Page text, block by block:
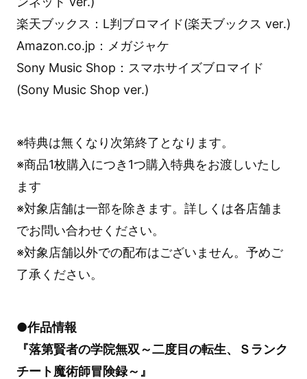
楽天ブックス：L判ブロマイド(楽天ブックス ver.)
Amazon.co.jp：メガジャケ
Sony Music Shop：スマホサイズブロマイド
(Sony Music Shop ver.)
※特典は無くなり次第終了となります。
※商品1枚購入につき1つ購入特典をお渡しいたし
ます
※対象店舗は一部を除きます。詳しくは各店舗ま
でお問い合わせください。
※対象店舗以外での配布はございません。予めご
了承ください。
●作品情報
『落第賢者の学院無双～二度目の転生、Ｓランク
チート魔術師冒険録～』